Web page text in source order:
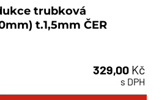
trubková
t.1,5mm ČER
329,00 Kč
s DPH